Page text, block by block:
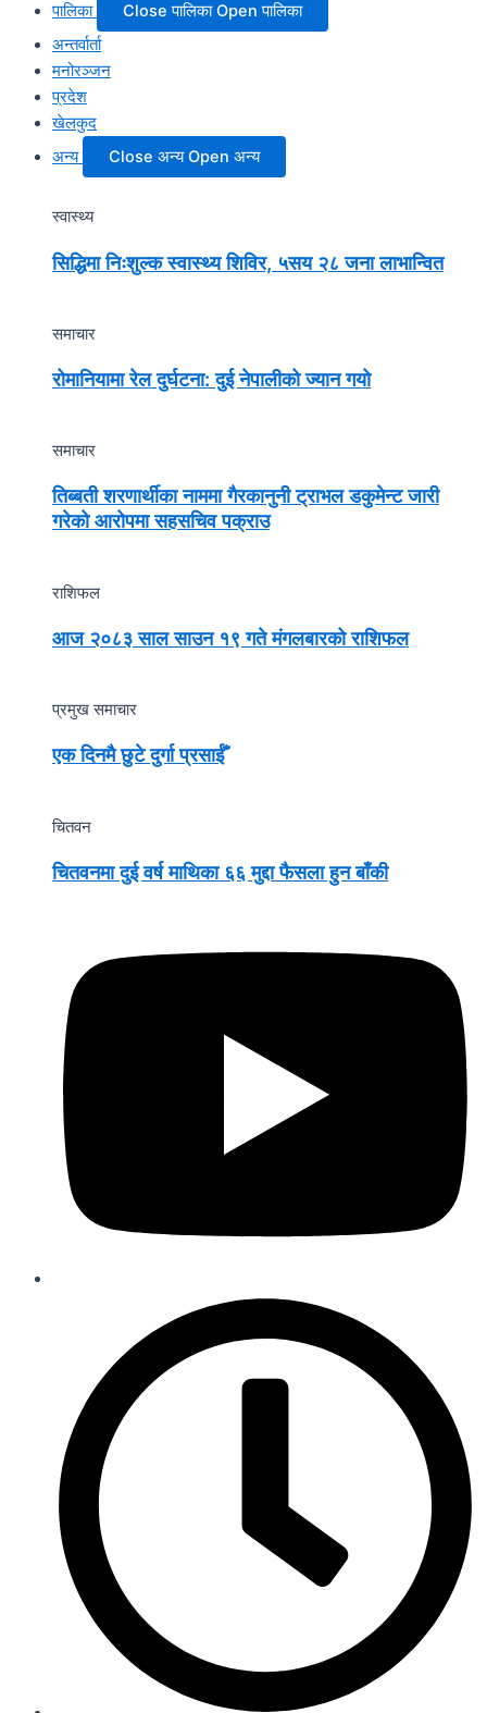
पालिका
Close पालिका Open पालिका
अन्तर्वार्ता
मनोरञ्जन
प्रदेश
खेलकुद
अन्य
Close अन्य Open अन्य
स्वास्थ्य
सिद्धिमा निःशुल्क स्वास्थ्य शिविर, ५सय २८ जना लाभान्वित
समाचार
रोमानियामा रेल दुर्घटना: दुई नेपालीको ज्यान गयो
समाचार
तिब्बती शरणार्थीका नाममा गैरकानुनी ट्राभल डकुमेन्ट जारी
गरेको आरोपमा सहसचिव पक्राउ
राशिफल
आज २०८३ साल साउन १९ गते मंगलबारको राशिफल
प्रमुख समाचार
एक दिनमै छुटे दुर्गा प्रसाईँ
चितवन
चितवनमा दुई वर्ष माथिका ६६ मुद्दा फैसला हुन बाँकी